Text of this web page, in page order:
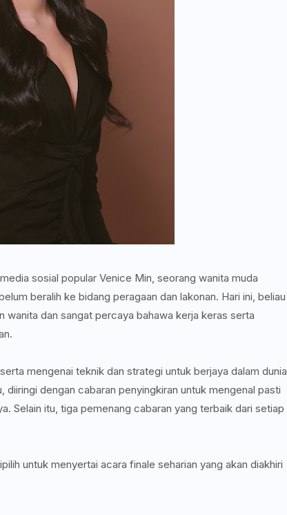
sosial popular Venice Min, seorang wanita muda
beralih ke bidang peragaan dan lakonan. Hari ini, beliau
dan sangat percaya bahawa kerja keras serta
mengenai teknik dan strategi untuk berjaya dalam dunia
dengan cabaran penyingkiran untuk mengenal pasti
Selain itu, tiga pemenang cabaran yang terbaik dari setiap
untuk menyertai acara finale seharian yang akan diakhiri